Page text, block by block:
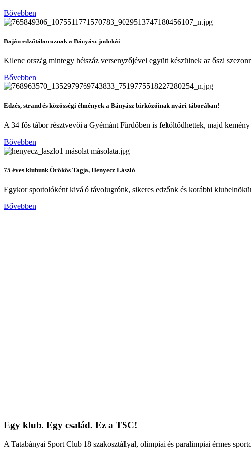
Bővebben
Baján edzőtáboroznak a Bányász judokái
Kilenc ország mintegy hétszáz versenyzőjével együtt készülnek az őszi
Bővebben
Edzés, strand és közösségi élmények a Bányász birkózóinak nyári táborában!
A 34 fős tábor résztvevői a Gyémánt Fürdőben is feltöltődhettek, majd
Bővebben
75 éves klubunk Örökös Tagja, Henyecz László
Egykor sportolóként kiváló távolugrónk, sikeres edzőnk és korábbi
Bővebben
Egy klub. Egy család. Ez a TSC!
A Tatabányai Sport Club 18 szakosztállyal, olimpiai és paralimpiai érmes